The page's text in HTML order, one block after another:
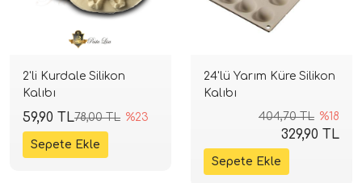
2'li Kurdale Silikon
Kalıbı
78,00 TL %23
59,90 TL
24'lü Yarım Küre Silikon
Kalıbı
404,70 TL %18
329,90 TL